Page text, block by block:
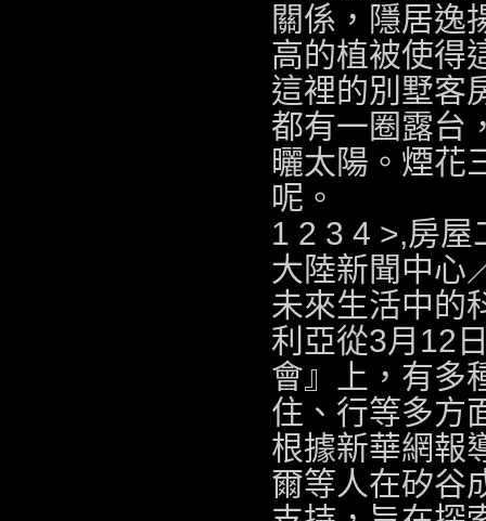
關係，隱居逸
高的植被使得
這裡的別墅客
都有一圈露台
曬太陽。煙花
呢。
1 2 3 4 >,房屋
大陸新聞中心
未來生活中的
利亞從3月12
會』上，有多
住、行等多方
根據新華網報
爾等人在矽谷